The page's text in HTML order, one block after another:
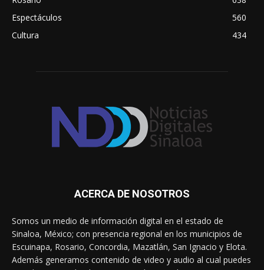
Espectáculos
560
Cultura
434
ACERCA DE NOSOTROS
Somos un medio de información digital en el estado de
Sinaloa, México; con presencia regional en los municipios de
Escuinapa, Rosario, Concordia, Mazatlán, San Ignacio y Elota.
Además generamos contenido de video y audio al cual puedes